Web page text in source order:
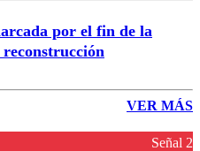
por el fin de la
VER MÁS
Señal 2